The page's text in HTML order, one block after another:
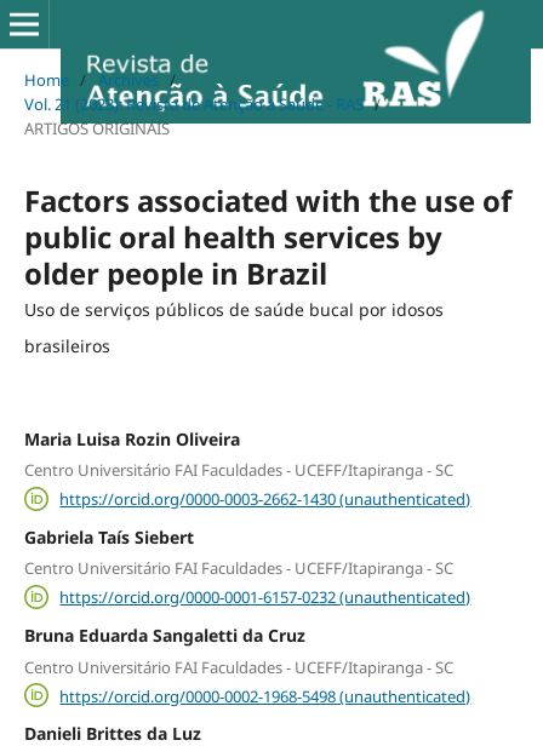
Home / Archives /
Vol. 21 (2023): Revista de Atenção à Saúde - RAS /
ARTIGOS ORIGINAIS
Factors associated with the use of
public oral health services by
older people in Brazil
Uso de serviços públicos de saúde bucal por idosos
brasileiros
Maria Luisa Rozin Oliveira
Centro Universitário FAI Faculdades - UCEFF/Itapiranga - SC
https://orcid.org/0000-0003-2662-1430 (unauthenticated)
Gabriela Taís Siebert
Centro Universitário FAI Faculdades - UCEFF/Itapiranga - SC
https://orcid.org/0000-0001-6157-0232 (unauthenticated)
Bruna Eduarda Sangaletti da Cruz
Centro Universitário FAI Faculdades - UCEFF/Itapiranga - SC
https://orcid.org/0000-0002-1968-5498 (unauthenticated)
Danieli Brittes da Luz